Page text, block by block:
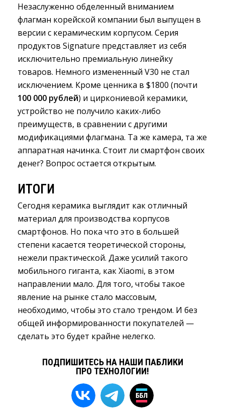
Незаслуженно обделенный вниманием
флагман корейской компании был выпущен в
версии с керамическим корпусом. Серия
продуктов Signature представляет из себя
исключительно премиальную линейку
товаров. Немного измененный V30 не стал
исключением. Кроме ценника в $1800 (почти
100 000 рублей) и циркониевой керамики,
устройство не получило каких-либо
преимуществ, в сравнении с другими
модификациями флагмана. Та же камера, та же
аппаратная начинка. Стоит ли смартфон своих
денег? Вопрос остается открытым.
ИТОГИ
Сегодня керамика выглядит как отличный
материал для производства корпусов
смартфонов. Но пока что это в большей
степени касается теоретической стороны,
нежели практической. Даже усилий такого
мобильного гиганта, как Xiaomi, в этом
направлении мало. Для того, чтобы такое
явление на рынке стало массовым,
необходимо, чтобы это стало трендом. И без
общей информированности покупателей —
сделать это будет крайне нелегко.
ПОДПИШИТЕСЬ НА НАШИ ПАБЛИКИ
ПРО ТЕХНОЛОГИИ!